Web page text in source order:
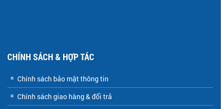
CHÍNH SÁCH & HỢP TÁC
Chính sách bảo mật thông tin
Chính sách giao hàng & đổi trả